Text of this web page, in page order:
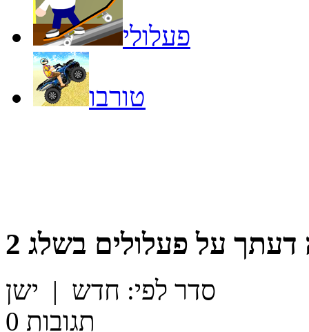
פעלולי
טורבו
דעתך על פעלולים בשלג 2
סדר לפי: חדש | ישן
0 תגובות